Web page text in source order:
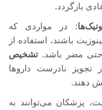
بازگردد.
: در مواردی که
باشند، استفاده از
حتی مضر باشد.تشخیص
نادرست داروها
دهند.
پزشکان می‌توانند به